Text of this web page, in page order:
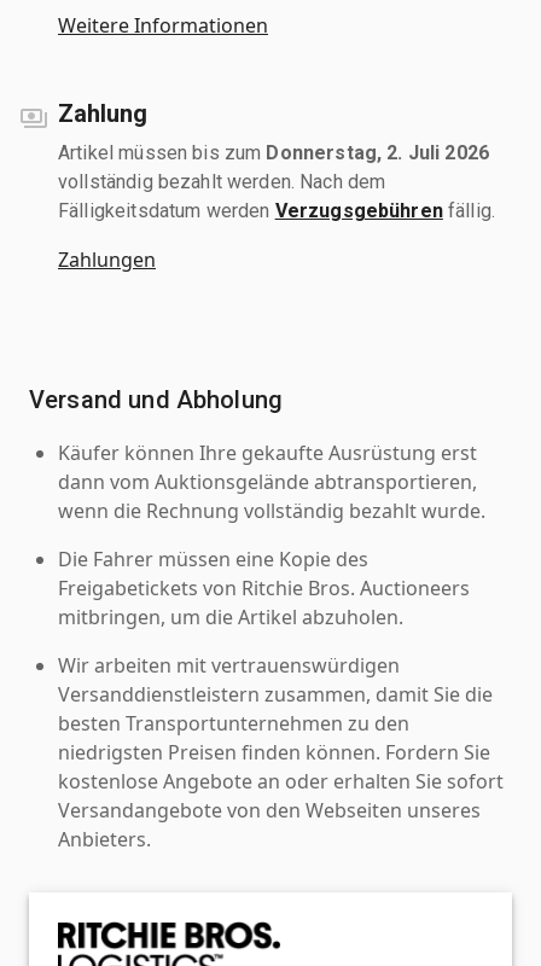
Weitere Informationen
Zahlung
Artikel müssen bis zum Donnerstag, 2. Juli 2026
vollständig bezahlt werden. Nach dem
Fälligkeitsdatum werden Verzugsgebührenfällig.
Zahlungen
Versand und Abholung
Käufer können Ihre gekaufte Ausrüstung erst
dann vom Auktionsgelände abtransportieren,
wenn die Rechnung vollständig bezahlt wurde.
Die Fahrer müssen eine Kopie des
Freigabetickets von Ritchie Bros. Auctioneers
mitbringen, um die Artikel abzuholen.
Wir arbeiten mit vertrauenswürdigen
Versanddienstleistern zusammen, damit Sie die
besten Transportunternehmen zu den
niedrigsten Preisen finden können. Fordern Sie
kostenlose Angebote an oder erhalten Sie sofort
Versandangebote von den Webseiten unseres
Anbieters.